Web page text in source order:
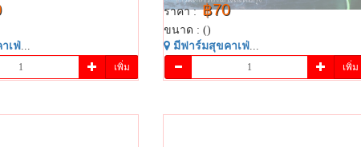
เฟ่​ ...
เพิ่ม
ราคา :฿70
ขนาด : ()
มี​ฟาร์​มสุข​คาเฟ่​ ...
เพิ่ม